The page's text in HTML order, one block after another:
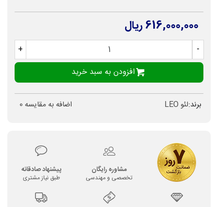
616,000,000 ریال
-
+
افزودن به سبد خرید
برند:لئو LEO اضافه به مقایسه 0
مشاوره رایگان
تخصصی و مهندسی
پیشنهاد صادقانه
طبق نیاز مشتری